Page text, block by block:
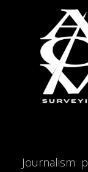
Journalism